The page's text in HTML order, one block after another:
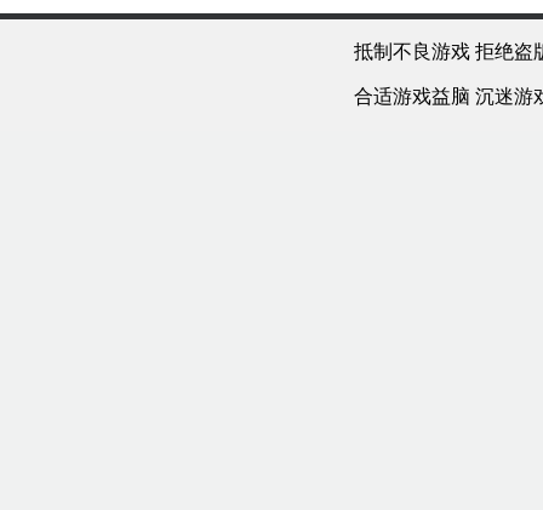
抵制不良游戏 拒绝盗
合适游戏益脑 沉迷游